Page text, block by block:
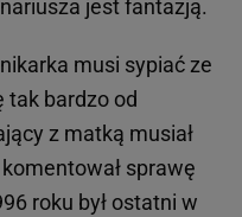
jest fantazją.
musi sypiać ze
tak bardzo od
z matką musiał
sprawę
roku był ostatni w